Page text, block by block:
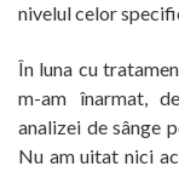
nivelul celor
În luna cu
m-am înarmat,
analizei de sânge
Nu am uitat nici